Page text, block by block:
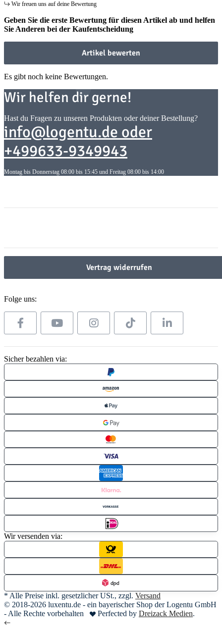
Wir freuen uns auf deine Bewertung
Geben Sie die erste Bewertung für diesen Artikel ab und helfen
Sie Anderen bei der Kaufentscheidung
Artikel bewerten
Es gibt noch keine Bewertungen.
Wir helfen dir gerne!
Hast du Fragen zu unseren Produkten oder deiner Bestellung?
info@logentu.de oder
+499633-9349943
Montag bis Donnerstag 08:00 bis 15:45 und Freitag 08:00 bis 14:00
Vertrag widerrufen
Folge uns:
Sicher bezahlen via:
Wir versenden via:
* Alle Preise inkl. gesetzlicher USt., zzgl. Versand
© 2018-2026 luxentu.de - ein bayerischer Shop der Logentu GmbH
- Alle Rechte vorbehalten
Perfected by Dreizack Medien.